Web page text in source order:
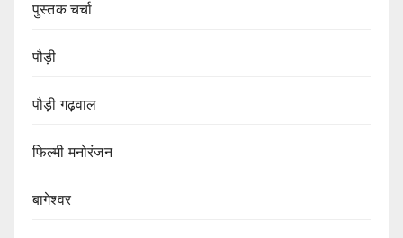
पुस्तक चर्चा
पौड़ी
पौड़ी गढ़वाल
फिल्मी मनोरंजन
बागेश्वर